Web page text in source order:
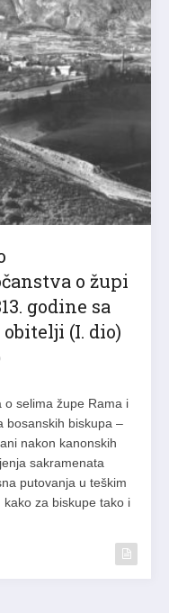
o župi
godine sa
(I. dio)
o selima župe Rama i
bosanskih biskupa –
nakon kanonskih
sakramenata
putovanja u teškim
za biskupe tako i